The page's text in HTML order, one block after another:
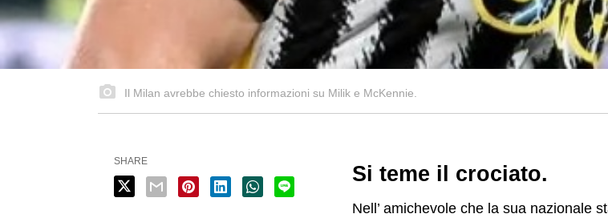
Il Milan avrebbe chiesto informazioni su Milik e McKennie.
Si teme il crociato.
Nell’ amichevole che la sua nazionale
SHARE